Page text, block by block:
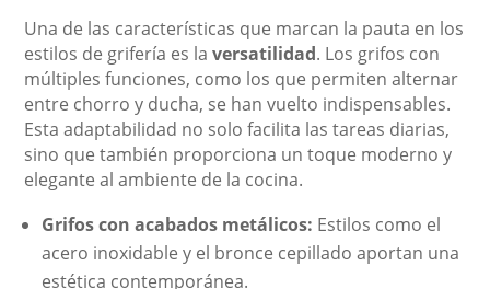
Una de las características que marcan la pauta en los
estilos de grifería es laversatilidad. Los grifos con
múltiples funciones, como los que permiten alternar
entre chorro y ducha, se han vuelto indispensables.
Esta adaptabilidad no solo facilita las tareas diarias,
sino que también proporciona un toque moderno y
elegante al ambiente de la cocina.
Grifos con acabados metálicos: Estilos como el
acero inoxidable y el bronce cepillado aportan una
estética contemporánea.